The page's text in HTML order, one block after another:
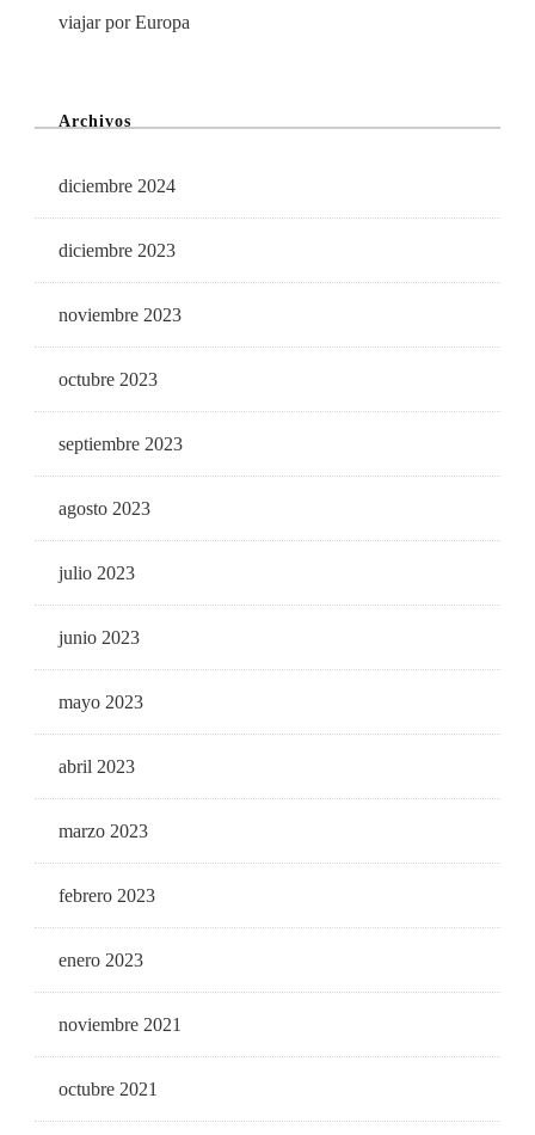
viajar por Europa
Archivos
diciembre 2024
diciembre 2023
noviembre 2023
octubre 2023
septiembre 2023
agosto 2023
julio 2023
junio 2023
mayo 2023
abril 2023
marzo 2023
febrero 2023
enero 2023
noviembre 2021
octubre 2021